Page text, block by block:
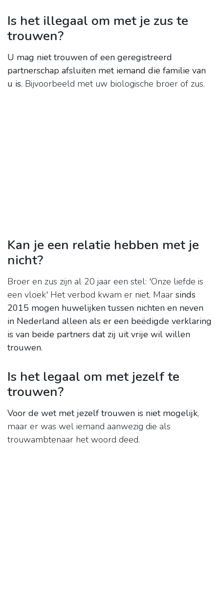
Is het illegaal om met je zus te
trouwen?
U mag niet trouwen of een geregistreerd
partnerschap afsluiten met iemand die familie van
u is. Bijvoorbeeld met uw biologische broer of zus.
Kan je een relatie hebben met je
nicht?
Broer en zus zijn al 20 jaar een stel: 'Onze liefde is
een vloek' Het verbod kwam er niet. Maar sinds
2015 mogen huwelijken tussen nichten en neven
in Nederland alleen als er een beëdigde verklaring
is van beide partners dat zij uit vrije wil willen
trouwen.
Is het legaal om met jezelf te
trouwen?
Voor de wet met jezelf trouwen is niet mogelijk,
maar er was wel iemand aanwezig die als
trouwambtenaar het woord deed.